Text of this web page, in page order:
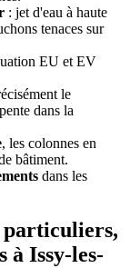
: jet d'eau à haute
tenaces sur
EU et EV
le
dans la
, les colonnes en
bâtiment.
dans les
particuliers,
à Issy-les-